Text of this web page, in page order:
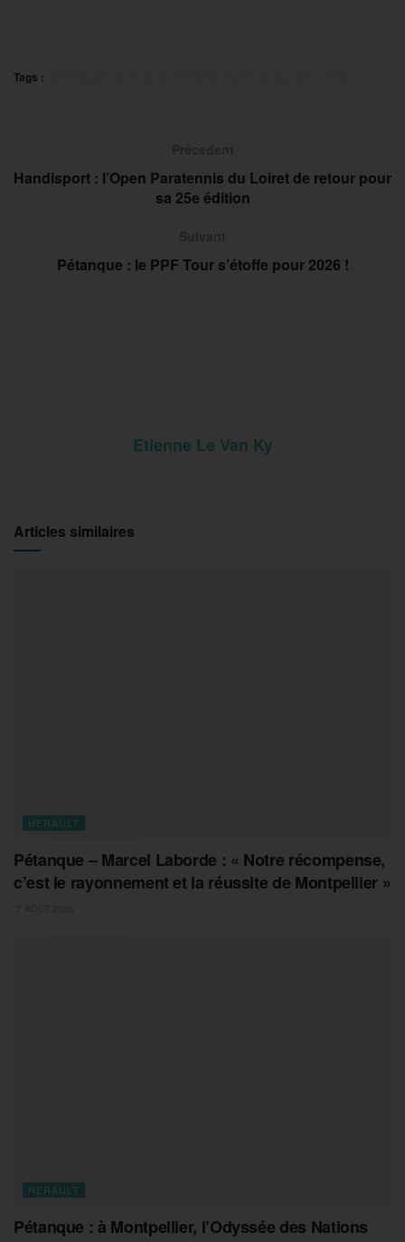
Tags :
Handisport : l’Open Paratennis du Loiret de retour pour
sa 25e édition
Pétanque : le PPF Tour s’étoffe pour 2026 !
Etienne Le Van Ky
Articles similaires
HERAULT
Pétanque – Marcel Laborde : « Notre récompense,
c’est le rayonnement et la réussite de Montpellier »
HERAULT
Pétanque : à Montpellier, l’Odyssée des Nations